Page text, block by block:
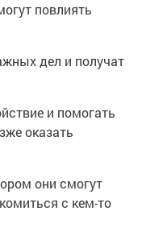
повлиять
дел и получат
и помогать
оказать
они смогут
с кем-то